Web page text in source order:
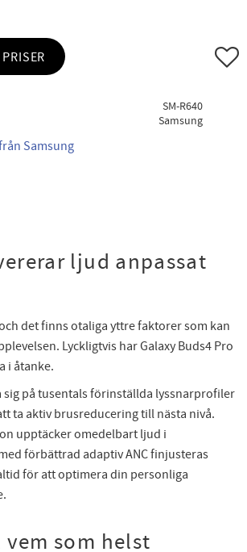
Lägg
SM-R640
Samsung
Samsung
ljud anpassat
det finns otaliga yttre faktorer som kan
Lyckligtvis har Galaxy Buds4 Pro
i åtanke.
på tusentals förinställda lyssnarprofiler
ta aktiv brusreducering till nästa nivå.
upptäcker omedelbart ljud i
förbättrad adaptiv ANC finjusteras
för att optimera din personliga
som helst